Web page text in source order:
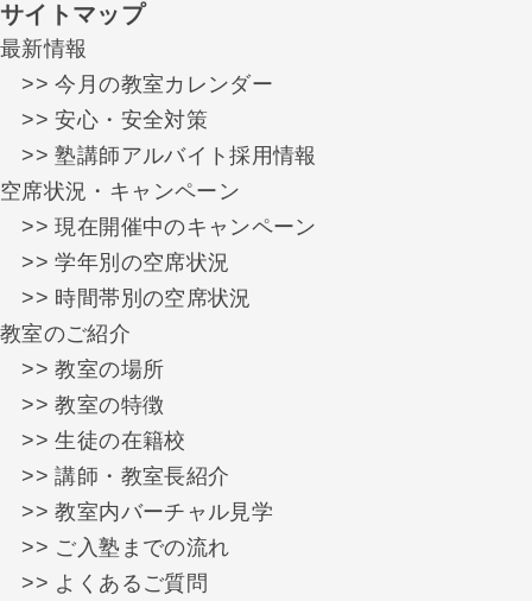
サイトマップ
最新情報
>> 今月の教室カレンダー
>> 安心・安全対策
>> 塾講師アルバイト採用情報
空席状況・キャンペーン
>> 現在開催中のキャンペーン
>> 学年別の空席状況
>> 時間帯別の空席状況
教室のご紹介
>> 教室の場所
>> 教室の特徴
>> 生徒の在籍校
>> 講師・教室長紹介
>> 教室内バーチャル見学
>> ご入塾までの流れ
>> よくあるご質問